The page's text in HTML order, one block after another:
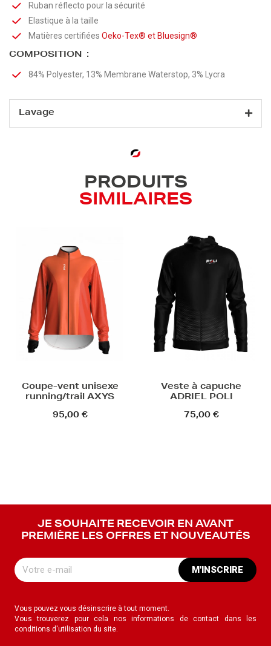
Ruban réflecto pour la sécurité
Elastique à la taille
Matières certifiées Oeko-Tex® et Bluesign®
COMPOSITION :
84% Polyester, 13% Membrane Waterstop, 3% Lycra
Lavage
PRODUITS
SIMILAIRES
Coupe-vent unisexe
running/trail AXYS
95,00 €
Veste à capuche
ADRIEL POLI
75,00 €
JE SOUHAITE RECEVOIR EN AVANT
PREMIÈRE LES OFFRES ET NOUVEAUTÉS
M'INSCRIRE
Vous pouvez vous désinscrire à tout moment.
Vous trouverez pour cela nos informations de contact dans les
conditions d'utilisation du site.